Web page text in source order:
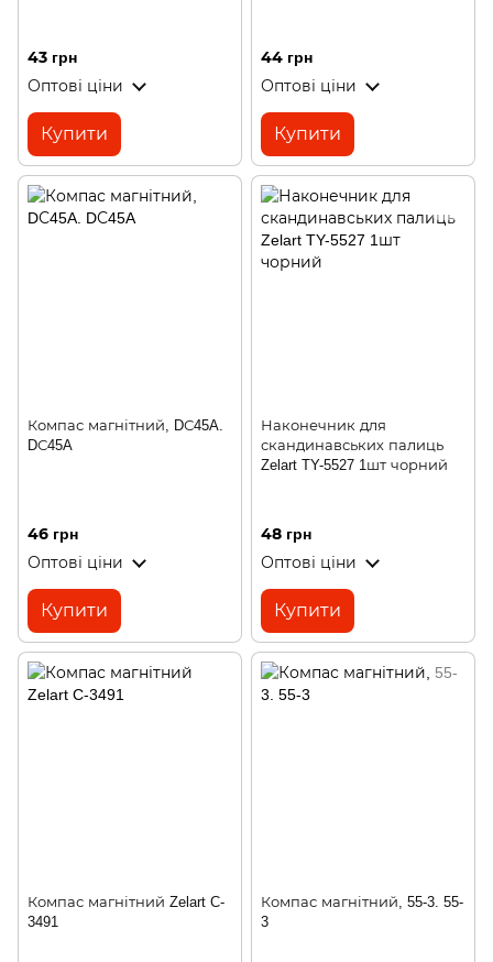
43 грн
Оптові ціни
Купити
44 грн
Оптові ціни
Купити
Компас магнітний, DС45A.
DС45A
46 грн
Оптові ціни
Купити
Наконечник для
скандинавських палиць
Zelart TY-5527 1шт чорний
48 грн
Оптові ціни
Купити
Компас магнітний Zelart C-
3491
Компас магнітний, 55-3. 55-
3